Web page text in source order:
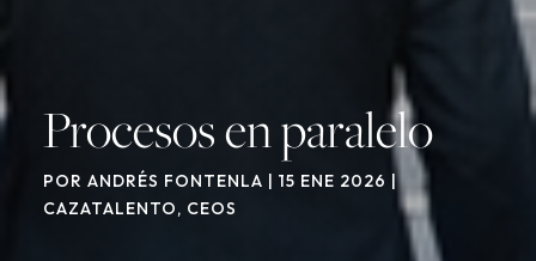
Procesos en paralelo
POR ANDRÉS FONTENLA 15 ENE 2026
CAZATALENTO, CEOS